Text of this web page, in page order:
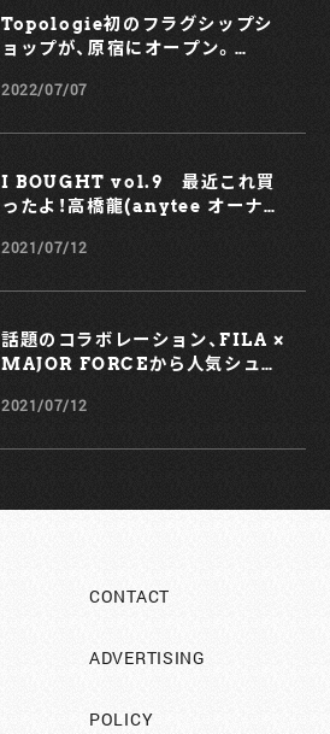
Topologie初のフラグシップシ
ョップが、原宿にオープン。
も！
2022/07/07
I BOUGHT vol.9 最近これ買
ったよ！高橋龍(anytee オーナ
2021/07/12
話題のコラボレーション、FILA ×
MAJOR FORCEから人気シュー
2021/07/12
CONTACT
ADVERTISING
POLICY